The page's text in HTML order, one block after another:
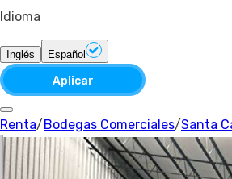
Idioma
Inglés Español
Aplicar
Renta/ Bodegas Comerciales/Santa